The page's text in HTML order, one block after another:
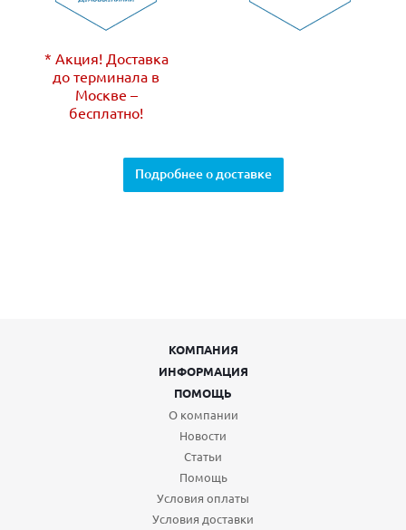
* Акция! Доставка
до терминала в
Москве –
бесплатно!
Подробнее о доставке
КОМПАНИЯ
ИНФОРМАЦИЯ
ПОМОЩЬ
О компании
Новости
Статьи
Помощь
Условия оплаты
Условия доставки